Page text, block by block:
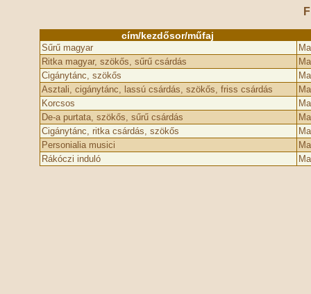
cím/kezdősor/műfaj
Sűrű magyar
Ritka magyar, szökős, sűrű csárdás
Cigánytánc, szökős
Asztali, cigánytánc, lassú csárdás, szökős, friss csárdás
Korcsos
De-a purtata, szökős, sűrű csárdás
Cigánytánc, ritka csárdás, szökős
Personialia musici
Rákóczi induló